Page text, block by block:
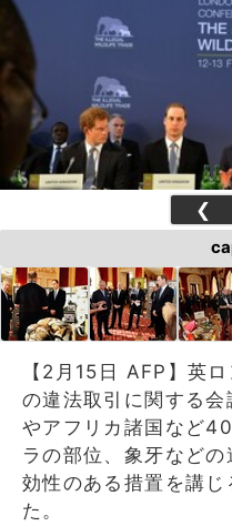
❮
【2月15日 AFP】英
の違法取引に関する
やアフリカ諸国など
ラの部位、象牙など
効性のある措置を講
た。